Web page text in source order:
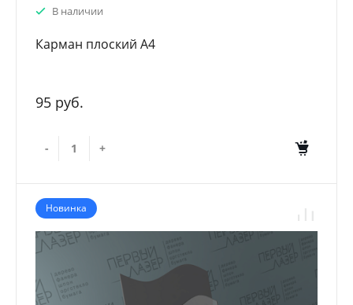
В наличии
Карман плоский А4
95 руб.
- +
Новинка